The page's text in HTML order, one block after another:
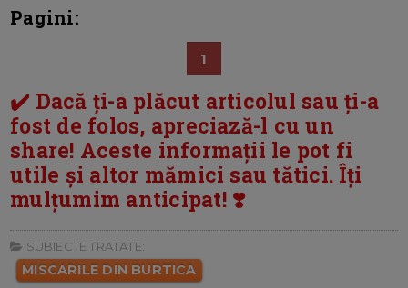
Pagini:
1
✔️ Dacă ți-a plăcut articolul sau ți-a
fost de folos, apreciază-l cu un
share! Aceste informații le pot fi
utile și altor mămici sau tătici. Îți
mulțumim anticipat! ❣️
SUBIECTE TRATATE:
MISCARILE DIN BURTICA